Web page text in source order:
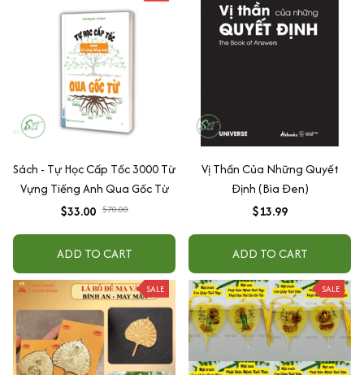
Sách - Tự Học Cấp Tốc 3000 Từ
Vựng Tiếng Anh Qua Gốc Từ
$33.00 $70.00
ADD TO CART
Vị Thần Của Những Quyết
Định (Bìa Đen)
$13.99
ADD TO CART
SALE SALE